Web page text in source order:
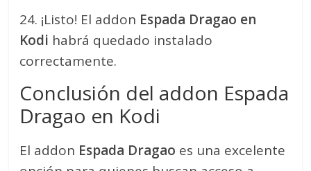
24. ¡Listo! El addon Espada Dragao en
Kodi habrá quedado instalado
correctamente.
Conclusión del addon Espada
Dragao en Kodi
El addon Espada Dragao es una excelente